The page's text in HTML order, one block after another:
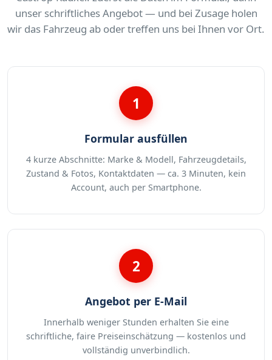
unser schriftliches Angebot — und bei Zusage holen
wir das Fahrzeug ab oder treffen uns bei Ihnen vor Ort.
1
Formular ausfüllen
4 kurze Abschnitte: Marke & Modell, Fahrzeugdetails,
Zustand & Fotos, Kontaktdaten — ca. 3 Minuten, kein
Account, auch per Smartphone.
2
Angebot per E-Mail
Innerhalb weniger Stunden erhalten Sie eine
schriftliche, faire Preiseinschätzung — kostenlos und
vollständig unverbindlich.